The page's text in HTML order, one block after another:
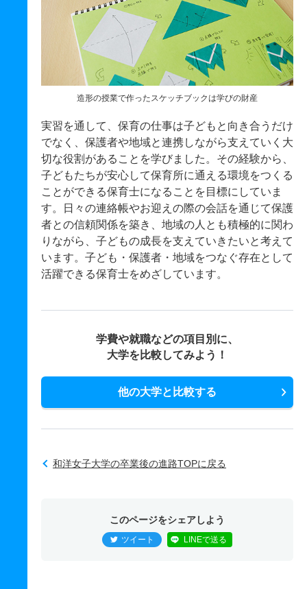
造形の授業で作ったスケッチブックは学びの財産
実習を通して、保育の仕事は子どもと向き合うだけ
でなく、保護者や地域と連携しながら支えていく大
切な役割があることを学びました。その経験から、
子どもたちが安心して保育所に通える環境をつくる
ことができる保育士になることを目標にしていま
す。日々の連絡帳やお迎えの際の会話を通じて保護
者との信頼関係を築き、地域の人とも積極的に関わ
りながら、子どもの成長を支えていきたいと考えて
います。子ども・保護者・地域をつなぐ存在として
活躍できる保育士をめざしています。
学費や就職などの項目別に、
大学を比較してみよう！
他の大学と比較する
和洋女子大学の卒業後の進路TOPに戻る
このページをシェアしよう
ツイート LINEで送る